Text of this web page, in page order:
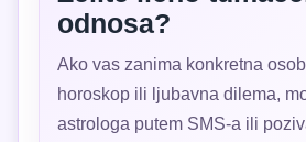
odnosa?
Ako vas zanima konkretna
horoskop ili ljubavna dilema,
astrologa putem SMS-a ili